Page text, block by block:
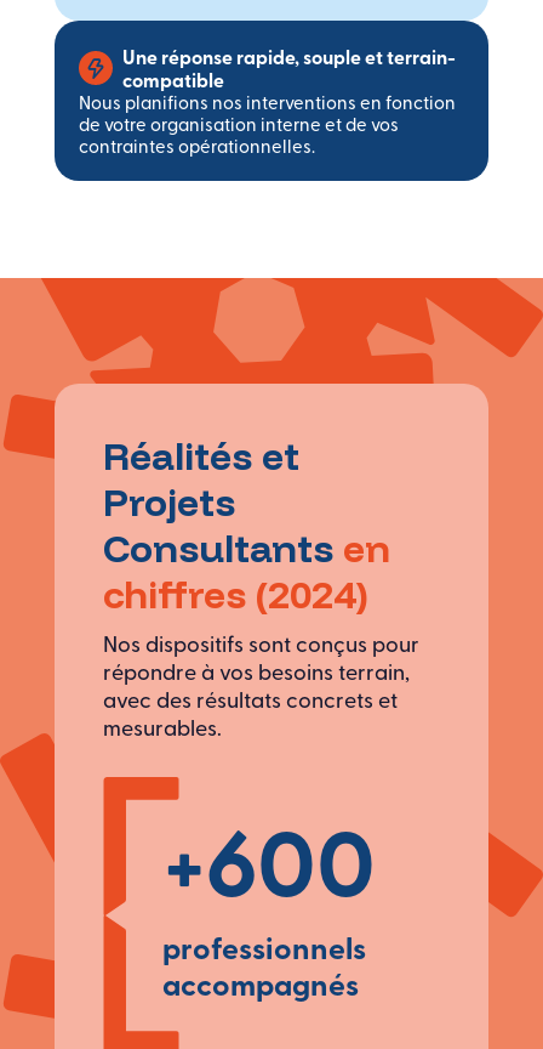
Une réponse rapide, souple et terrain-
compatible
Nous planifions nos interventions en fonction
de votre organisation interne et de vos
contraintes opérationnelles.
Réalités et
Projets
Consultants en
chiffres (2024)
Nos dispositifs sont conçus pour
répondre à vos besoins terrain,
avec des résultats concrets et
mesurables.
+600
professionnels
accompagnés